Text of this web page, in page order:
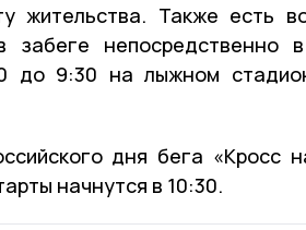
жительства. Также есть
забеге непосредственно
до 9:30 на лыжном
дня бега «Кросс
начнутся в 10:30.